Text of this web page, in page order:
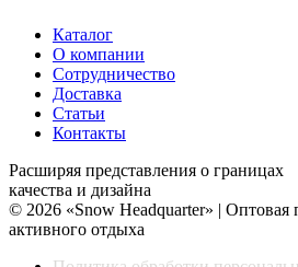
Каталог
О компании
Сотрудничество
Доставка
Статьи
Контакты
Расширяя представления о границах
качества и дизайна
© 2026 «Snow Headquarter» |
активного отдыха